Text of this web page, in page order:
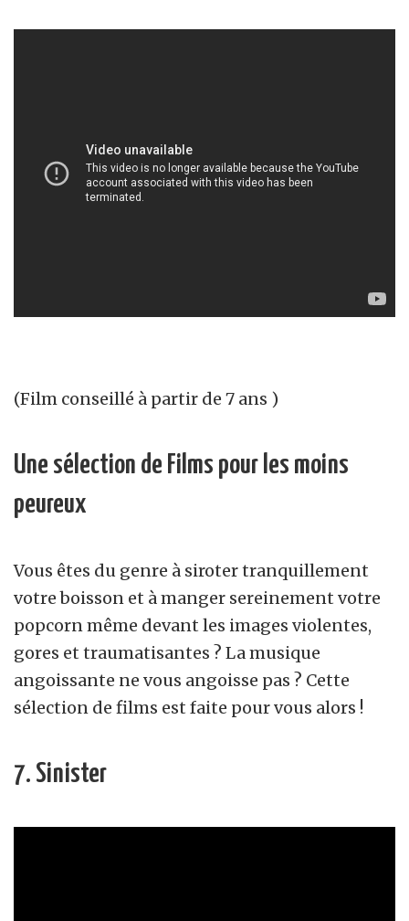
(Film conseillé à partir de 7 ans )
Une sélection de Films pour les moins
peureux
Vous êtes du genre à siroter tranquillement
votre boisson et à manger sereinement votre
popcorn même devant les images violentes,
gores et traumatisantes ? La musique
angoissante ne vous angoisse pas ? Cette
sélection de films est faite pour vous alors !
7. Sinister